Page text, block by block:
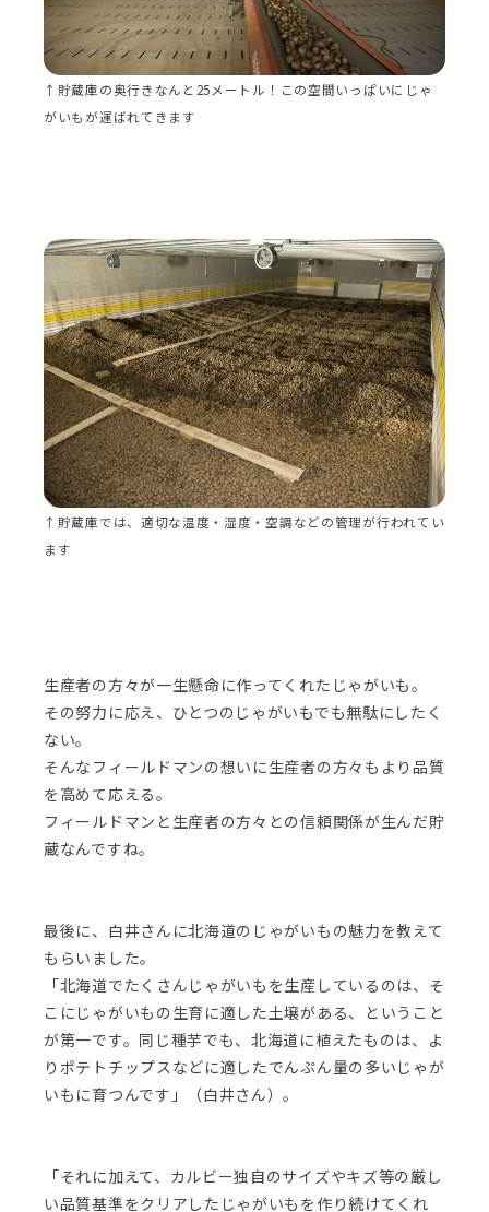
↑貯蔵庫の奥行きなんと25メートル！この空間いっぱいにじゃ
がいもが運ばれてきます
↑貯蔵庫では、適切な温度・湿度・空調などの管理が行われてい
ます
生産者の方々が一生懸命に作ってくれたじゃがいも。
その努力に応え、ひとつのじゃがいもでも無駄にしたく
ない。
そんなフィールドマンの想いに生産者の方々もより品質
を高めて応える。
フィールドマンと生産者の方々との信頼関係が生んだ貯
蔵なんですね。
最後に、白井さんに北海道のじゃがいもの魅力を教えて
もらいました。
「北海道でたくさんじゃがいもを生産しているのは、そ
こにじゃがいもの生育に適した土壌がある、ということ
が第一です。同じ種芋でも、北海道に植えたものは、よ
りポテトチップスなどに適したでんぷん量の多いじゃが
いもに育つんです」（白井さん）。
「それに加えて、カルビー独自のサイズやキズ等の厳し
い品質基準をクリアしたじゃがいもを作り続けてくれ